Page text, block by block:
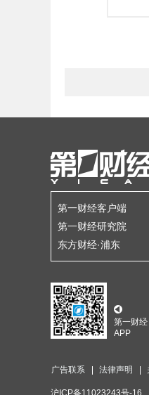
第一财经客户端
第一财经研究院
东方财经·浦东
第一财经
APP
广告联系 法律声明
沪ICP备11023243号-16